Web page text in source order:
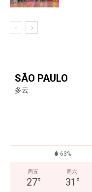
SÃO PAULO
多云
63%
周五
27°
周六
31 °